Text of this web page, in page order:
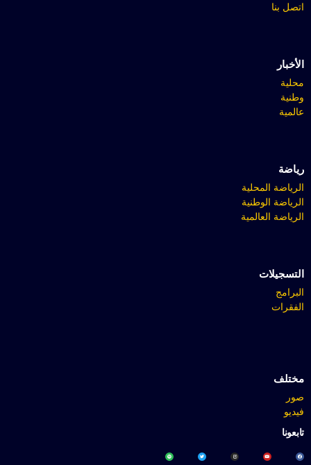
اتصل بنا
الأخبار
محلية
وطنية
عالمية
رياضة
الرياضة المحلية
الرياضة الوطنية
الرياضة العالمية
التسجيلات
البرامج
الفقرات
مختلف
صور
فيديو
تابعونا